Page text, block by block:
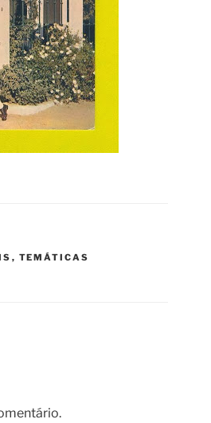
, TEMÁTICAS